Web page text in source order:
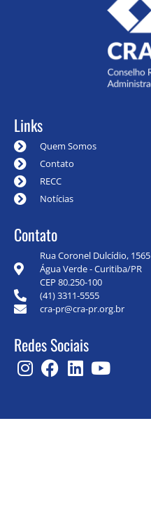
Links
Quem Somos
Contato
RECC
Notícias
Contato
Rua Coronel Dulcídio, 1565
Água Verde - Curitiba/PR
CEP 80.250-100
(41) 3311-5555
cra-pr@cra-pr.org.br
Redes Sociais